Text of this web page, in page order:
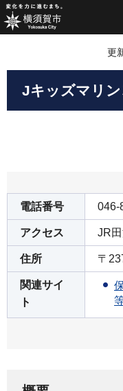
更
Jキッズマリ
電話番号 046-
アクセス JR
住所 〒
関連サイ
ト